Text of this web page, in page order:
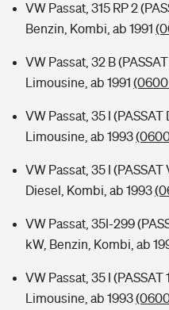
VW Passat, 315 RP 2
Benzin, Kombi, ab 1991
VW Passat, 32 B
Limousine, ab 1991
VW Passat, 35 I (PASSAT
Limousine, ab 1993
VW Passat, 35 I (PASSAT
Diesel, Kombi, ab 1993
VW Passat, 35I-299
kW, Benzin, Kombi, ab
VW Passat, 35 I (PASSAT
Limousine, ab 1993